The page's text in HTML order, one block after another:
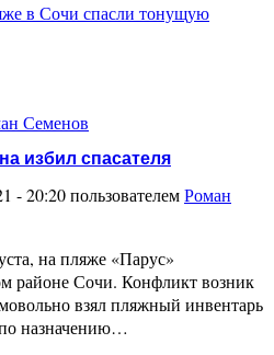
в Сочи спасли тонущую
избил спасателя
- 20:20 пользователемРоман
на пляже «Парус»
районе Сочи. Конфликт возник
взял пляжный инвентарь
по назначению…